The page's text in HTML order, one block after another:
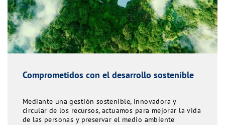
Comprometidos con el desarrollo sostenible
Mediante una gestión sostenible, innovadora y
circular de los recursos, actuamos para mejorar la vida
de las personas y preservar el medio ambiente